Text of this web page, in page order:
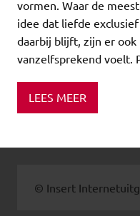
vormen. Waar de
idee dat liefde
daarbij blijft, zijn er
vanzelfsprekend voelt.
LEES MEER
© Insert